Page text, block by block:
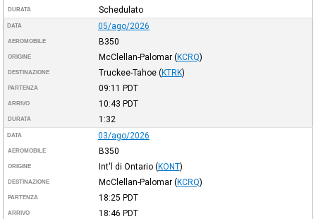
DURATA Schedulato
DATA 05/ago/2026
AEROMOBILE B350
ORIGINE McClellan-Palomar (KCRQ)
DESTINAZIONE Truckee-Tahoe (KTRK)
PARTENZA 09:11 PDT
ARRIVO 10:43 PDT
DURATA 1:32
DATA 03/ago/2026
AEROMOBILE B350
ORIGINE Int'l di Ontario (KONT)
DESTINAZIONE McClellan-Palomar (KCRQ)
PARTENZA 18:25 PDT
ARRIVO 18:46 PDT